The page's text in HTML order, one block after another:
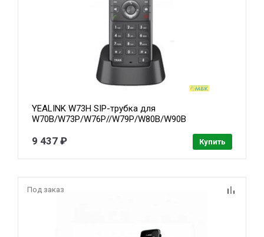
YEALINK W73H SIP-трубка для
W70B/W73P/W76P//W79P/W80B/W90B
9 437 ₽ Купить
Под заказ